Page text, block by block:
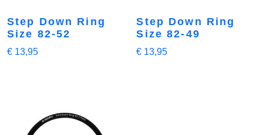
Step Down Ring
Size 82-52
€ 13,95
Step Down Ring
Size 82-49
€ 13,95